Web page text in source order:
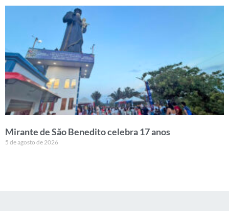
Mirante de São Benedito celebra 17 anos
5 de agosto de 2026